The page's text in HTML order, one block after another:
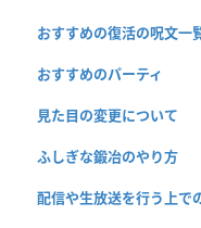
おすすめの復活の呪文一
おすすめのパーティ
見た目の変更について
ふしぎな鍛冶のやり方
配信や生放送を行う上で